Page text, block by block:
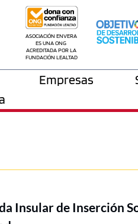
ASOCIACIÓN ENVERA
ES UNA ONG
ACREDITADA POR LA
FUNDACIÓN LEALTAD
Empresas
Insular de Inserción